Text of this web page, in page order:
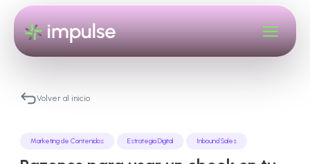
Volver al inicio
Marketing de Contenidos Estrategia Digital Inbound Sales